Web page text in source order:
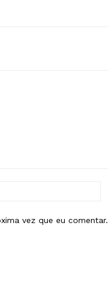
vez que eu comentar.